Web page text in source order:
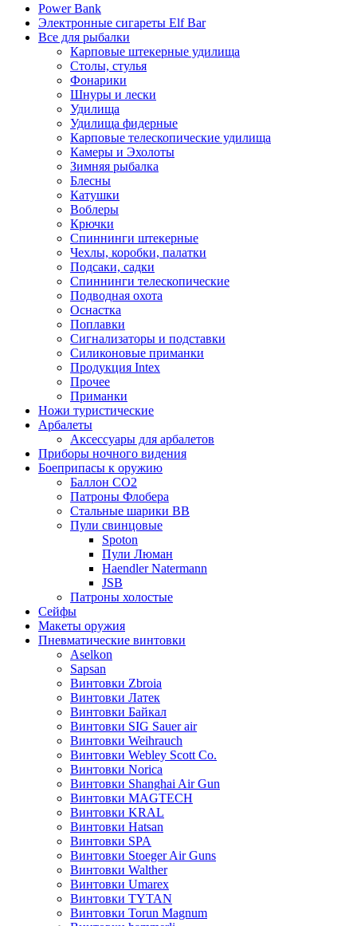
Power Bank
Электронные сигареты Elf Bar
Все для рыбалки
Карповые штекерные удилища
Столы, стулья
Фонарики
Шнуры и лески
Удилища
Удилища фидерные
Карповые телескопические удилища
Камеры и Эхолоты
Зимняя рыбалка
Блесны
Катушки
Воблеры
Крючки
Спиннинги штекерные
Чехлы, коробки, палатки
Подсаки, садки
Спиннинги телескопические
Подводная охота
Оснастка
Поплавки
Сигнализаторы и подставки
Силиконовые приманки
Продукция Intex
Прочее
Приманки
Ножи туристические
Арбалеты
Аксессуары для арбалетов
Приборы ночного видения
Боеприпасы к оружию
Баллон CO2
Патроны Флобера
Стальные шарики ВВ
Пули свинцовые
Spoton
Пули Люман
Haendler Natermann
JSB
Патроны холостые
Сейфы
Макеты оружия
Пневматические винтовки
Aselkon
Sapsan
Винтовки Zbroia
Винтовки Латек
Винтовки Байкал
Винтовки SIG Sauer air
Винтовки Weihrauch
Винтовки Webley Scott Co.
Винтовки Norica
Винтовки Shanghai Air Gun
Винтовки MAGTECH
Винтовки KRAL
Винтовки Hatsan
Винтовки SPA
Винтовки Stoeger Air Guns
Винтовки Walther
Винтовки Umarex
Винтовки TYTAN
Винтовки Torun Magnum